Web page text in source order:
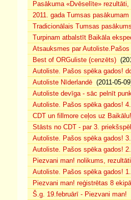
Pasākuma «Dvēselīte»
2011. gada Tumsas
Tradicionālais Tumsas
Turpinam atbalstīt Baikāla
Atsauksmes par
Best of ORGuliste (cenzēts)
Autoliste. Pašos spēka gados!
Autoliste Nīderlandē (2011-05-
Autoliste devīga - sāc pelnīt
Autoliste. Pašos spēka gados!
CDT un fillmore ceļos uz Baikālu!
Stāsts no CDT - par 3.
Autoliste. Pašos spēka gados!
Autoliste. Pašos spēka gados!
Piezvani man! nolikums,
Autoliste. Pašos spēka gados!
Piezvani man! reģistrētas 8
Š.g. 19.februārī - Piezvani man!